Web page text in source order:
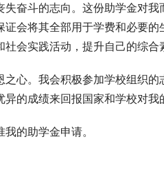
奋斗的志向。这份助学金对
会将其全部用于学费和必要
会实践活动，提升自己的综合
心。我会积极参加学校组织
的成绩来回报国家和学校对我
的助学金申请。